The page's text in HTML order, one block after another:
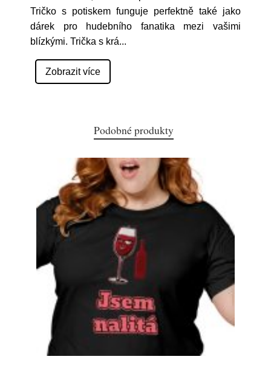
Tričko s potiskem funguje perfektně také jako
dárek pro hudebního fanatika mezi vašimi
blízkými. Trička s krá...
Zobrazit více
Podobné produkty